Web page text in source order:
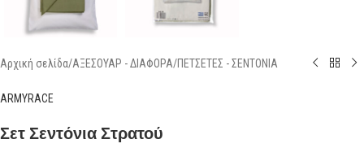
Αρχική σελίδα/ΑΞΕΣΟΥΑΡ - ΔΙΑΦΟΡΑ/ΠΕΤΣΕΤΕΣ - ΣΕΝΤΟΝΙΑ
ARMYRACE
Σετ Σεντόνια Στρατού